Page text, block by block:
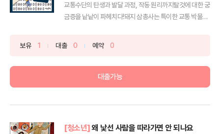
교통수단의 탄생과 발달 과정, 작동 원리까지탈것에 대한 궁
금증을 낱낱이 파헤치다!돼지 삼총사는 특이한 교통 박물관
보유 1 대출 0 예약 0
대출가능
[청소년] 왜 낯선 사람을 따라가면 안 되나요